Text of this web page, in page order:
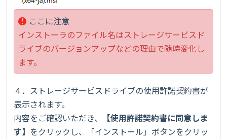
ここに注意
インストーラのファイル名はストレージサービスド
ライブのバージョンアップなどの理由で随時変化し
ます。
４．ストレージサービスドライブの使用許諾契約書が
表示されます。
内容をご確認いただき、
【使用許諾契約書に同意しま
す】 をクリックし、「インストール」ボタンをクリッ